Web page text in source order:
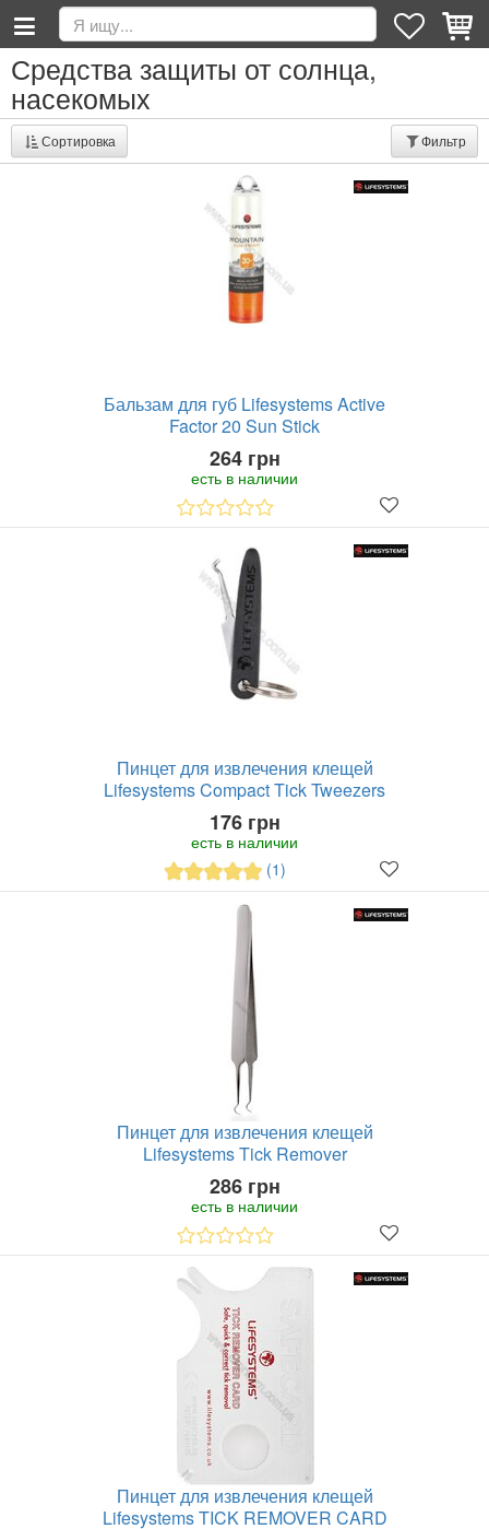
Средства защиты от солнца,
насекомых
Сортировка Фильтр
Бальзам для губ Lifesystems Active
Factor 20 Sun Stick
264 грн
есть в наличии
Пинцет для извлечения клещей
Lifesystems Compact Tick Tweezers
176 грн
есть в наличии
(1)
Пинцет для извлечения клещей
Lifesystems Tick Remover
286 грн
есть в наличии
Пинцет для извлечения клещей
Lifesystems TICK REMOVER CARD